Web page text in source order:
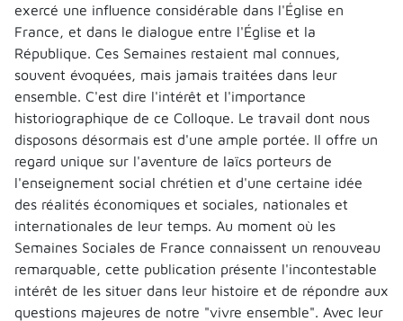
exercé une influence considérable dans l'Église en
France, et dans le dialogue entre l'Église et la
République. Ces Semaines restaient mal connues,
souvent évoquées, mais jamais traitées dans leur
ensemble. C'est dire l'intérêt et l'importance
historiographique de ce Colloque. Le travail dont nous
disposons désormais est d'une ample portée. Il offre un
regard unique sur l'aventure de laïcs porteurs de
l'enseignement social chrétien et d'une certaine idée
des réalités économiques et sociales, nationales et
internationales de leur temps. Au moment où les
Semaines Sociales de France connaissent un renouveau
remarquable, cette publication présente l'incontestable
intérêt de les situer dans leur histoire et de répondre aux
questions majeures de notre "vivre ensemble". Avec leur